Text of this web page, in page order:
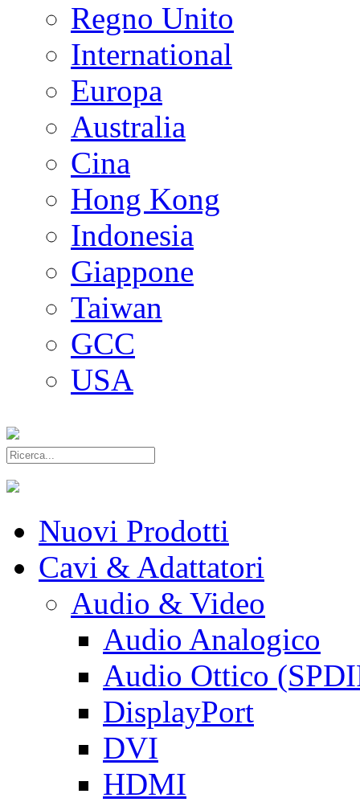
Regno Unito
International
Europa
Australia
Cina
Hong Kong
Indonesia
Giappone
Taiwan
GCC
USA
Nuovi Prodotti
Cavi & Adattatori
Audio & Video
Audio Analogico
Audio Ottico
DisplayPort
DVI
HDMI